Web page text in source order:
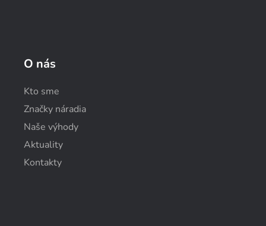
O nás
Kto sme
Značky náradia
Naše výhody
Aktuality
Kontakty